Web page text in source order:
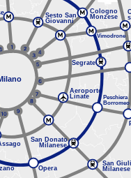
Sesto San
Giovanni
Opera
Segrate
Aeroporto
Linate
San Donato
Milanese
San
Milanese
Peschiera
Borromeo
Cologno
Monzese
Vimodrone